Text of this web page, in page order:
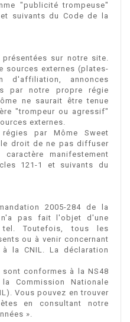
"publicité trompeuse"
suivants du Code de la
sur notre site.
sources externes (plates-
d'affiliation, annonces
par notre propre régie
ne saurait être tenue
"trompeur ou agressif"
externes.
régies par Môme Sweet
droit de ne pas diffuser
manifestement
121-1 et suivants du
2005-284 de la
pas fait l'objet d'une
Toutefois, tous les
ou à venir concernant
la CNIL. La déclaration
conformes à la NS48
Commission Nationale
Vous pouvez en trouver
en consultant notre
».